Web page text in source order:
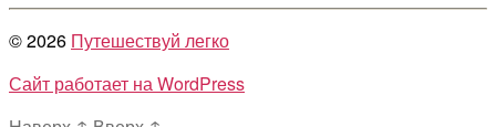
© 2026 Путешествуй легко
Сайт работает на WordPress